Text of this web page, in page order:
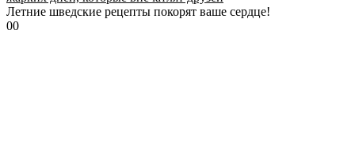
Летние шведские рецепты покорят ваше сердце!
00